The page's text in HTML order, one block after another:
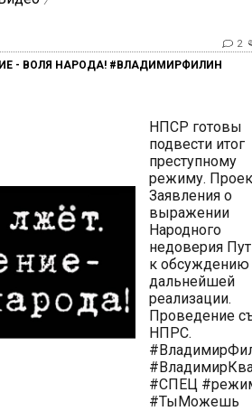
2
- ВОЛЯ НАРОДА! #ВЛАДИМИРФИЛИН
НПСР готовы
подвести итог
преступному
режиму.
Заявления о
выражении
Народного
недоверия
к обсуждению
дальнейшей
реализации.
Проведение
НПРС.
#СПЕЦ
#ТыМожешь